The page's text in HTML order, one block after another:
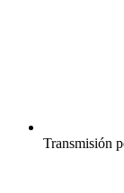
Transmisión